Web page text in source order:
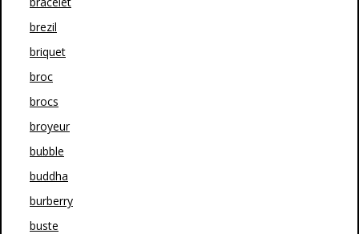
brezil
briquet
broc
brocs
broyeur
bubble
buddha
burberry
buste